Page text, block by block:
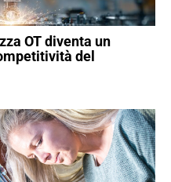
OT diventa un
del